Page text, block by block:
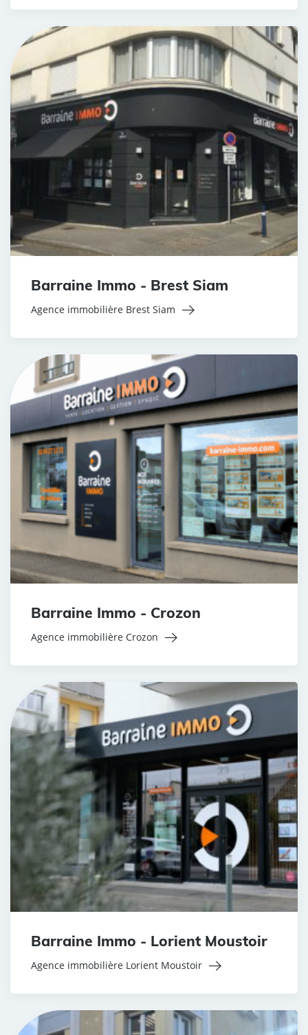
Barraine Immo - Brest Siam
Agence immobilière Brest Siam
Barraine Immo - Crozon
Agence immobilière Crozon
Barraine Immo - Lorient Moustoir
Agence immobilière Lorient Moustoir